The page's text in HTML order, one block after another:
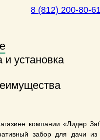
8 (812) 200-80-
и установка
компании «Лидер
забор для дачи